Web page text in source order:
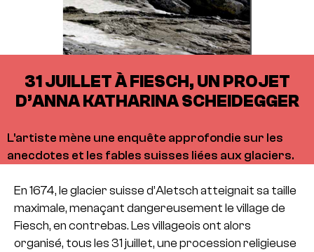
31 JUILLET À FIESCH, UN PROJET
D’ANNA KATHARINA SCHEIDEGGER
L'artiste mène une enquête approfondie sur les
anecdotes et les fables suisses liées aux glaciers.
En 1674, le glacier suisse d’Aletsch atteignait sa taille
maximale, menaçant dangereusement le village de
Fiesch, en contrebas. Les villageois ont alors
organisé, tous les 31 juillet, une procession religieuse